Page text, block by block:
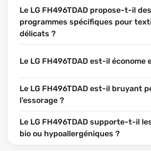
Le LG FH496TDAD propose-t-il des
programmes spécifiques pour
délicats ?
Le LG FH496TDAD est-il économe
Le LG FH496TDAD est-il bruyant
l’essorage ?
Le LG FH496TDAD supporte-t-il
bio ou hypoallergéniques ?